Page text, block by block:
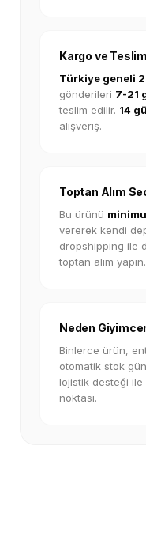
Kargo ve
Türkiye geneli
gönderileri 7-21
teslim edilir. 14
alışveriş.
Toptan Alım
Bu ürünü
vererek kendi
dropshipping ile
toptan alım yapın.
Neden
Binlerce ürün,
otomatik stok
lojistik desteği
noktası.